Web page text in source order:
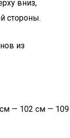
вниз,
стороны.
из
— 102 см — 109